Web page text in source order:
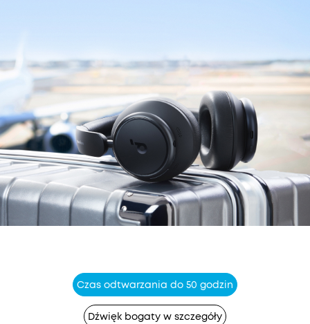
Czas odtwarzania do 50 godzin
Dźwięk bogaty w szczegóły